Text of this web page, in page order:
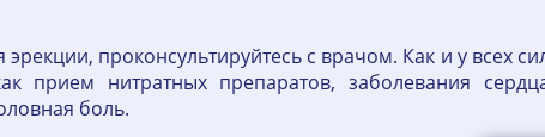
проконсультируйтесь с врачом. Как и у всех
прием нитратных препаратов, заболевания
боль.